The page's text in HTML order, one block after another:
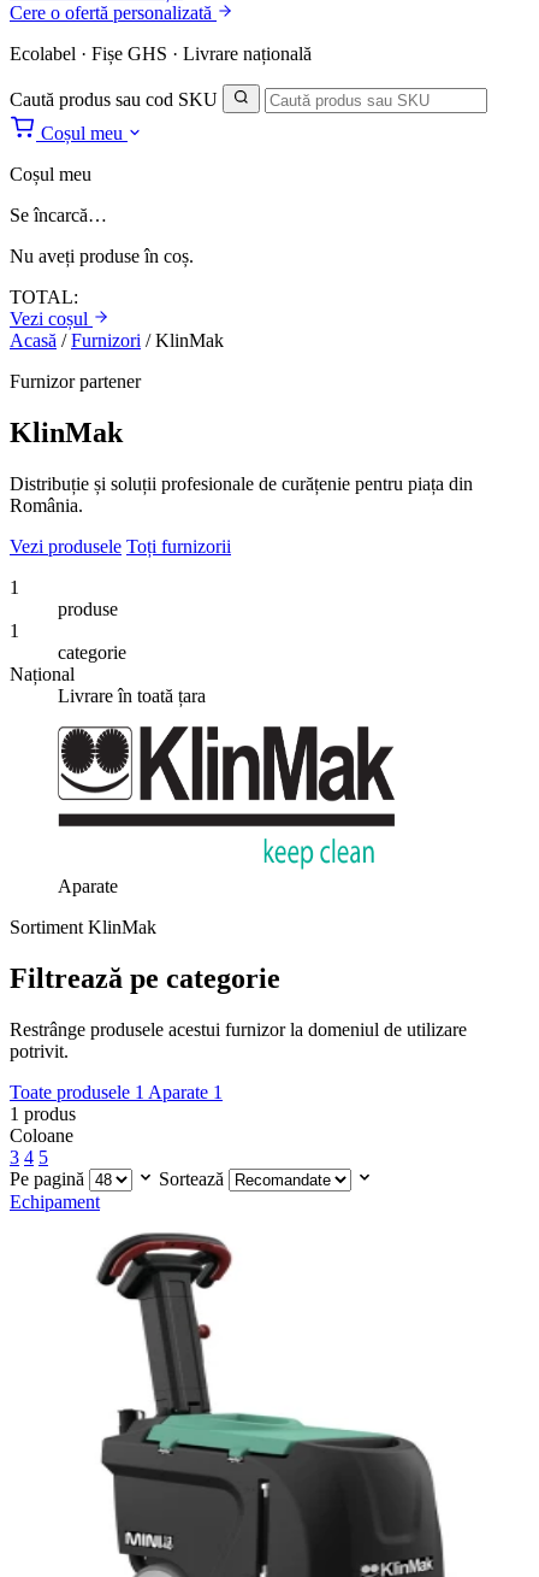
Cere o ofertă personalizată
Ecolabel · Fișe GHS · Livrare națională
Caută produs sau cod SKU
Coșul meu
Coșul meu
Se încarcă…
Nu aveți produse în coș.
TOTAL:
Vezi coșul
Acasă / Furnizori / KlinMak
Furnizor partener
KlinMak
Distribuție și soluții profesionale de curățenie pentru piața din
România.
Vezi produsele Toți furnizorii
1
produse
1
categorie
Național
Livrare în toată țara
Aparate
Sortiment KlinMak
Filtrează pe categorie
Restrânge produsele acestui furnizor la domeniul de utilizare
potrivit.
Toate produsele 1 Aparate 1
1 produs
Coloane
3 4 5
Pe pagină
Sortează
Echipament